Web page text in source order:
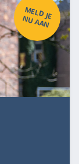
M
ELD
JE
N
U
A
A
N